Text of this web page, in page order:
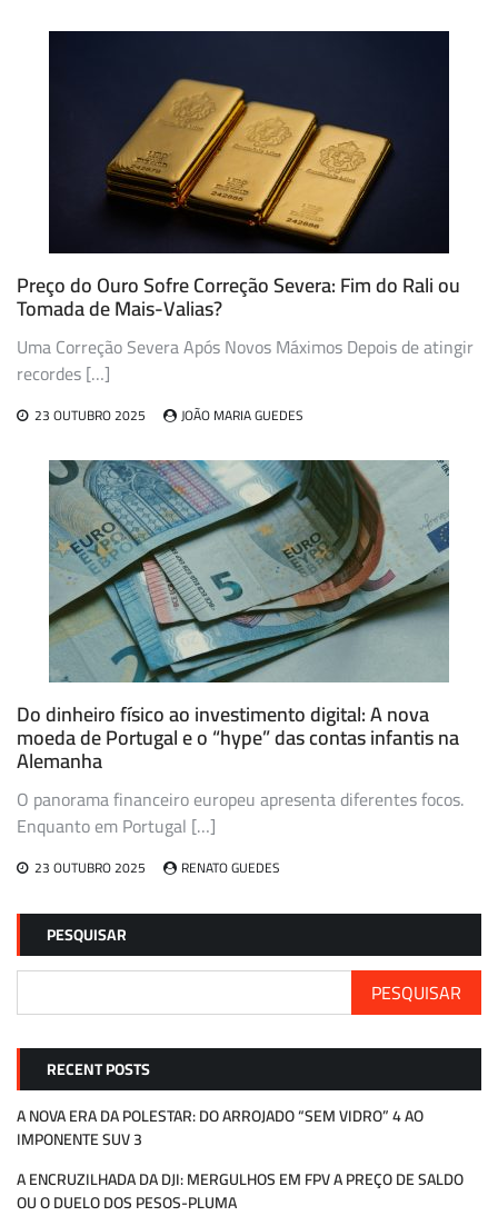
Preço do Ouro Sofre Correção Severa: Fim do Rali ou
Tomada de Mais-Valias?
Uma Correção Severa Após Novos Máximos Depois de atingir
recordes […]
23 OUTUBRO 2025 JOÃO MARIA GUEDES
Do dinheiro físico ao investimento digital: A nova
moeda de Portugal e o “hype” das contas infantis na
Alemanha
O panorama financeiro europeu apresenta diferentes focos.
Enquanto em Portugal […]
23 OUTUBRO 2025 RENATO GUEDES
PESQUISAR
PESQUISAR
RECENT POSTS
A NOVA ERA DA POLESTAR: DO ARROJADO “SEM VIDRO” 4 AO
IMPONENTE SUV 3
A ENCRUZILHADA DA DJI: MERGULHOS EM FPV A PREÇO DE SALDO
OU O DUELO DOS PESOS-PLUMA